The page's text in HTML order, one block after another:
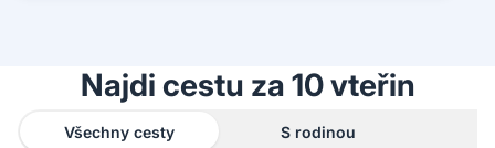
Najdi cestu za 10 vteřin
Všechny cesty S rodinou